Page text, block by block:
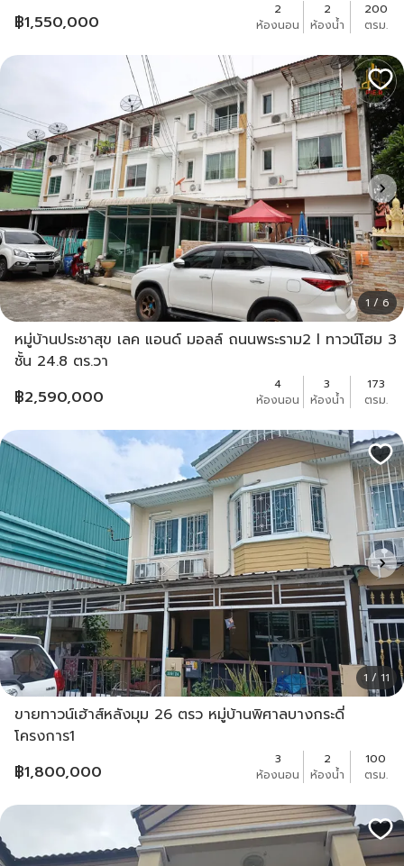
฿1,550,000
2
ห้องนอน
2
ห้องน้ำ
200
ตรม.
1 / 6
หมู่บ้านประชาสุข เลค แอนด์ มอลล์ ถนนพระราม2 l ทาวน์โฮม 3
ชั้น 24.8 ตร.วา
฿2,590,000
4
ห้องนอน
3
ห้องน้ำ
173
ตรม.
1 / 11
ขายทาวน์เฮ้าส์หลังมุม 26 ตรว หมู่บ้านพิศาลบางกระดี่
โครงการ1
฿1,800,000
3
ห้องนอน
2
ห้องน้ำ
100
ตรม.